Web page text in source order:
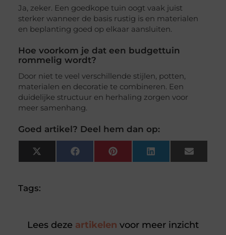
Ja, zeker. Een goedkope tuin oogt vaak juist
sterker wanneer de basis rustig is en materialen
en beplanting goed op elkaar aansluiten.
Hoe voorkom je dat een budgettuin
rommelig wordt?
Door niet te veel verschillende stijlen, potten,
materialen en decoratie te combineren. Een
duidelijke structuur en herhaling zorgen voor
meer samenhang.
Goed artikel? Deel hem dan op:
X
(Twitter)
FacebookPinterest LinkedIn Email
Tags:
Lees deze artikelen voor meer inzicht